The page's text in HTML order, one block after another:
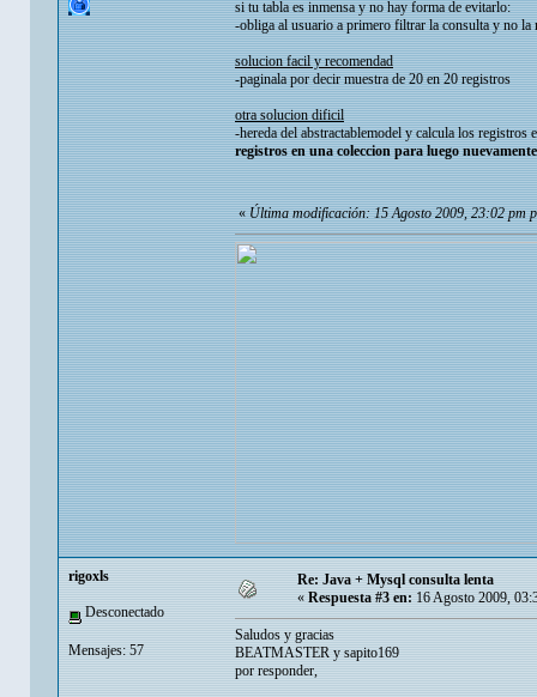
si tu tabla es inmensa y no hay forma de evitarlo:
-obliga al usuario a primero filtrar la consulta y no la
solucion facil y recomendad
-paginala por decir muestra de 20 en 20 registros
otra solucion dificil
-hereda del abstractablemodel y calcula los registros
registros en una coleccion para luego
«Última modificación: 15 Agosto 2009, 23:02 pm
rigoxls
Desconectado
Mensajes: 57
Re: Java + Mysql consulta lenta
« Respuesta #3 en: 16 Agosto 2009,
Saludos y gracias
BEATMASTER y sapito169
por responder,